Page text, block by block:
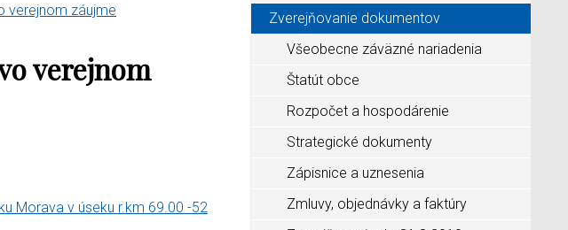
verejnom záujme
verejnom
Morava v úseku r.km 69.00 -52
Zverejňovanie dokumentov
Všeobecne záväzné nariadenia
Štatút obce
Rozpočet a hospodárenie
Strategické dokumenty
Zápisnice a uznesenia
Zmluvy, objednávky a faktúry